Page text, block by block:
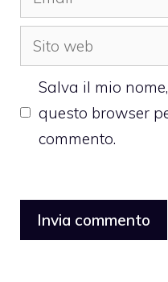
Sito
web
Salva il mio
questo browser
commento.